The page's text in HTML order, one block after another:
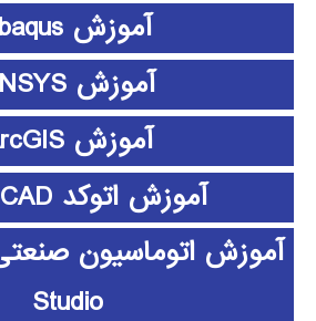
آموزش abaqus
آموزش ANSYS
آموزش ArcGIS
آموزش اتوکد AUTOCAD
Studio